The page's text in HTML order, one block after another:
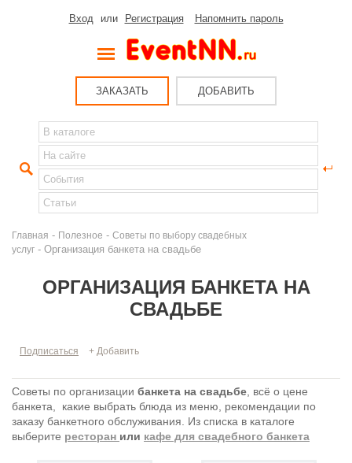
Вход или Регистрация Напомнить пароль
ЗАКАЗАТЬ ДОБАВИТЬ
Главная - Полезное - Советы по выбору свадебных
услуг - Организация банкета на свадьбе
ОРГАНИЗАЦИЯ БАНКЕТА НА
СВАДЬБЕ
Подписаться + Добавить
Советы по организации банкета на свадьбе , всё о цене
банкета, какие выбрать блюда из меню, рекомендации по
заказу банкетного обслуживания. Из списка в каталоге
выберите ресторан или кафе для свадебного банкета